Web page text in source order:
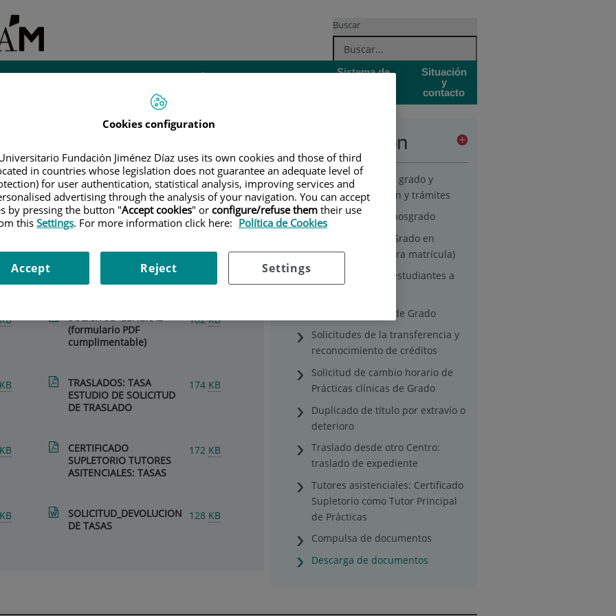
Buscar
Investigación e
Sistema de
Situación
y
contacto
DE GRADO Y POSGRADO|DESCARGA DE DOCUMENTOS
KB
RECONOCIMIENTO DE
CREDITOS: SOLICITUD
141KB
KB
(formulario PDF
cumplimentable)
162KB
KB
TRASLADOS: TASA
ESTUDIO DE SOLICITUD
DE TRASLADO
174 KB
KB
CERTIFICADO
SUPLETORIO TUTORES
ASITENCIALES: TASAS
172 KB
KB
SOLICITUD_DEVOLUCION
DE TASAS
128 KB
Administración
Secretaría académica grado y
posgrado: información y trámites
Trámites de grado y posgrado
Matriculación en Grado en
Enfermería (primera matrícula)
Matriculación de estudiantes a
Gestión del título de Grado
Solicitudes de la transferencia y
reconocimiento de créditos
Solicitud de cambio horario de
Prácticas clínicas de Grado
Duplicado de título por extravío o
deterioro
Traslado desde otro Centro:
traslado de expediente
Tutores asistenciales: Certificado
Supletorio como Tutor Principal
de Prácticas
Compulsa de documentos
Descarga de documentos
Cookies configuration
Fundación Jiménez Díaz uses its own cookies and those of third
in countries whose legislation does not guarantee an adequate level of
for user authentication, statistical analysis, improving services and
advertising through the analysis of your navigation. You can accept
by pressing the button "Accept cookies" or configure/refuse them their use
thisSettings. For more information click here: Política de Cookies
Settings
Reject
Accept